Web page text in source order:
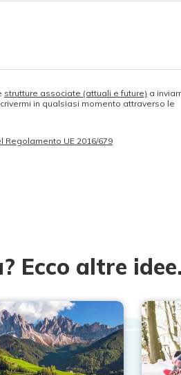
strutture associate (attuali e future) a
in qualsiasi momento attraverso le
Regolamento UE 2016/679
Ecco altre